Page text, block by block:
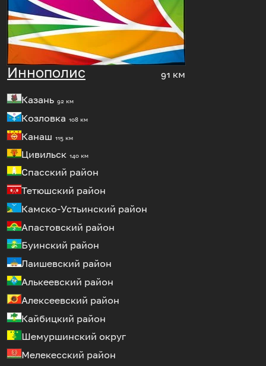
Иннополис 91 км
Казань 92 км
Козловка 108 км
Канаш 115 км
Цивильск 140 км
Спасский район
Тетюшский район
Камско-Устьинский район
Апастовский район
Буинский район
Лаишевский район
Алькеевский район
Алексеевский район
Кайбицкий район
Шемуршинский округ
Мелекесский район